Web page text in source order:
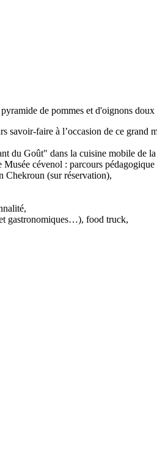
de pommes et d'oignons doux
faire à l’occasion de ce grand
du Goût" dans la cuisine mobile de la
cévenol : parcours
Chekroun (sur réservation),
gastronomiques…), food truck,